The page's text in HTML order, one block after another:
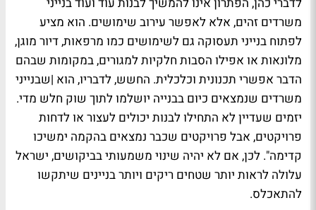
משרדים זהים, אלא לאפשר עירוב שימושים. הוא מציע
לפתוח בנייני תעסוקה גם לשימושים כמו מרפאות, דיור מוגן,
מלונאות או אפילו הסבות חלקיות למגורים, במקומות שבהם
הדבר אפשרי תכנונית וכלכלית. החשש, לדבריו, הוא |שבנייני
משרדים שנמצאים כיום בבנייה יושלמו לתוך שוק חלש מדי.
יזמים שעדיין לא התחילו לבנות יכולים לעצור או לדחות
פרויקטים, אבל פרויקטים שכבר נמצאים בהקמה ימשיכו
קדימה". לכן, אם לא יהיה שינוי משמעותי בביקושים, ישראל
עלולה לראות יותר שטחים ריקים ויותר בניינים שיתקשו
להתאכלס.